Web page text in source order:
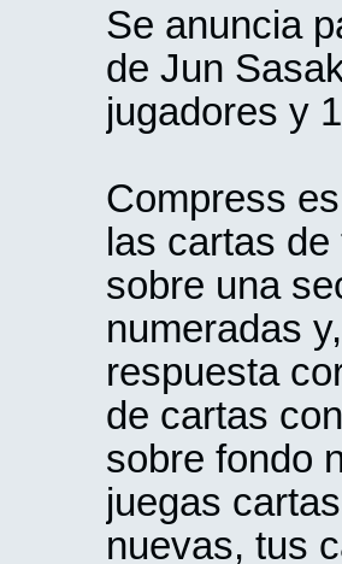
Se anuncia
de Jun
jugadores y
Compress
las cartas
sobre una
numeradas
respuesta
de cartas
sobre fondo
juegas
nuevas, tus